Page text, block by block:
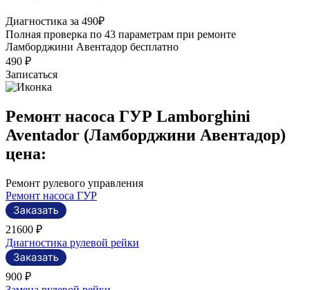
Диагностика за 490₽
Полная проверка по 43 параметрам при ремонте
Ламборджини Авентадор бесплатно
490 ₽
Записаться
Ремонт насоса ГУР Lamborghini
Aventador (Ламборджини Авентадор)
цена:
Ремонт рулевого управления
Ремонт насоса ГУР
21600 ₽
Диагностика рулевой рейки
900 ₽